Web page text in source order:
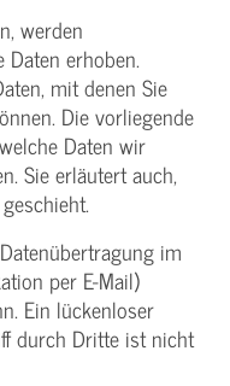
werden
Daten erhoben.
mit denen Sie
Die vorliegende
Daten wir
Sie erläutert auch,
im
per E-Mail)
Ein lückenloser
durch Dritte ist nicht